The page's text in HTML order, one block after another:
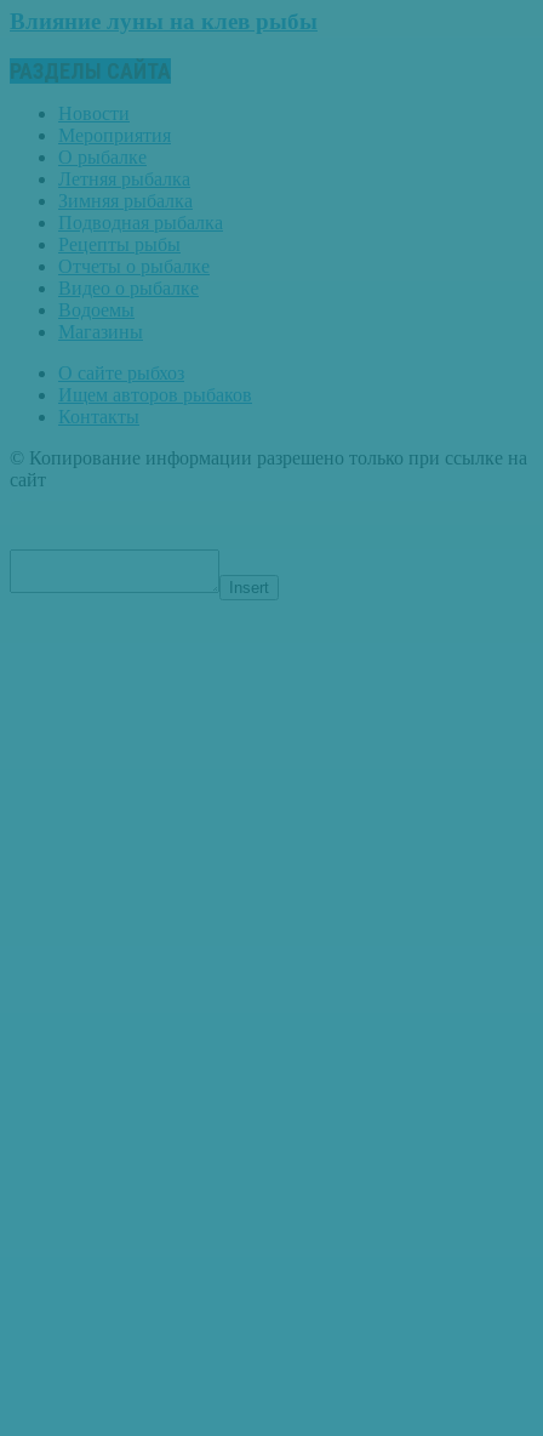
Влияние луны на клев рыбы
РАЗДЕЛЫ САЙТА
Новости
Мероприятия
О рыбалке
Летняя рыбалка
Зимняя рыбалка
Подводная рыбалка
Рецепты рыбы
Отчеты о рыбалке
Видео о рыбалке
Водоемы
Магазины
О сайте рыбхоз
Ищем авторов рыбаков
Контакты
© Копирование информации разрешено только при ссылке на
сайт
Insert